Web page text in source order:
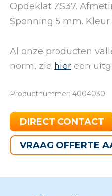
Opdeklat ZS37.
Sponning 5 mm. Kleur
Al onze producten
norm, zie hier een
Productnummer: 4004030
DIRECT CONTACT
VRAAG OFFERTE